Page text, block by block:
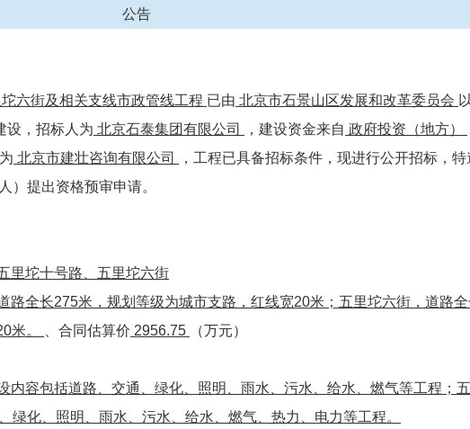
公告
六街及相关支线市政管线工程 已由 北京市石景山区发展和改革委员会 以
设，招标人为 北京石泰集团有限公司 ，建设资金来自 政府投资（地方）
北京市建壮咨询有限公司
，工程已具备招标条件，现进行公开招标，特
）提出资格预审申请。
里坨十号路、五里坨六街
路全长275米，规划等级为城市支路，红线宽20米；五里坨六街，道路
米。
、合同估算价 2956.75
（万元）
内容包括道路、交通、绿化、照明、雨水、污水、给水、燃气等工程；
绿化、照明、雨水、污水、给水、燃气、热力、电力等工程。